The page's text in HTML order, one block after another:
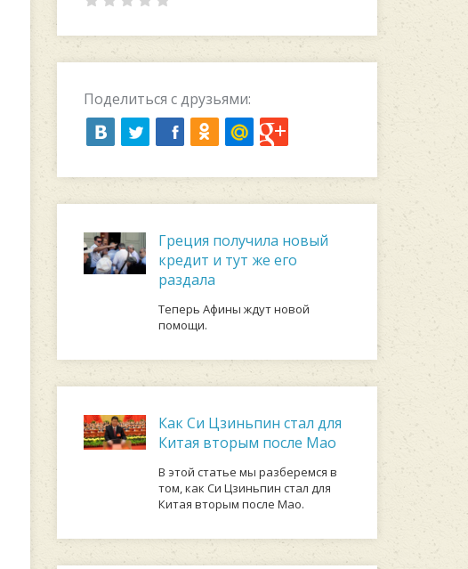
Поделиться с друзьями:
Греция получила новый
кредит и тут же его
раздала
Теперь Афины ждут новой
помощи.
Как Си Цзиньпин стал для
Китая вторым после Мао
В этой статье мы разберемся в
том, как Си Цзиньпин стал для
Китая вторым после Мао.